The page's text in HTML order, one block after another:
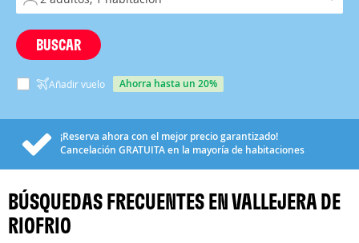
BUSCAR
Añadir vuelo ahorra hasta un 20%
¡Reserva ahora con el mejor precio garantizado!
Cancelación GRATUITAen la mayoría de habitaciones
BÚSQUEDAS FRECUENTES EN VALLEJERA DE
RIOFRIO